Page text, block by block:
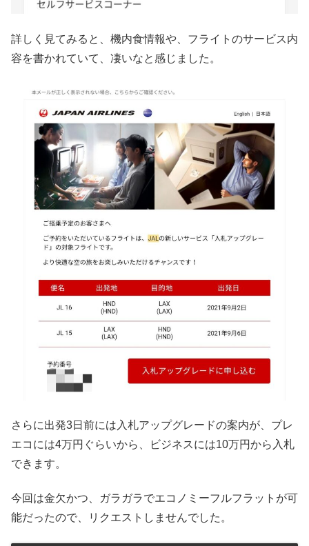
詳しく見てみると、機内食情報や、フライトのサービス内
容を書かれていて、凄いなと感じました。
さらに出発3日前には入札アップグレードの案内が、プレ
エコには4万円ぐらいから、ビジネスには10万円から入札
できます。
今回は金欠かつ、ガラガラでエコノミーフルフラットが可
能だったので、リクエストしませんでした。